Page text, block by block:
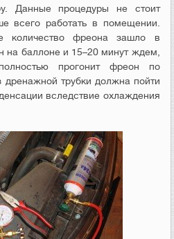
Данные процедуры не стоит
всего работать в помещении.
количество фреона зашло в
на баллоне и 15–20 минут ждем,
прогонит фреон по
трубки должна пойти
вследствие охлаждения